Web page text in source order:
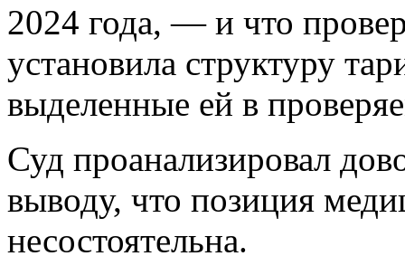
2024 года, — и что
установила структуру
выделенные ей в
Суд проанализировал
выводу, что позиция
несостоятельна.